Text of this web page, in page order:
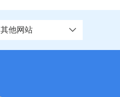
其他网站